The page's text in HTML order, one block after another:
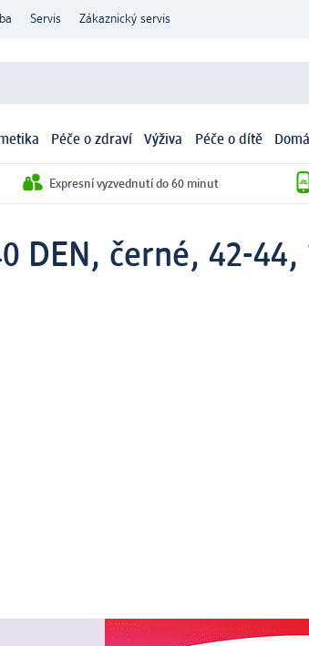
Servis Zákaznický servis
Péče o zdraví Výživa Péče o dítě
Expresní vyzvednutí do 60 minut
DEN, černé, 42-44,